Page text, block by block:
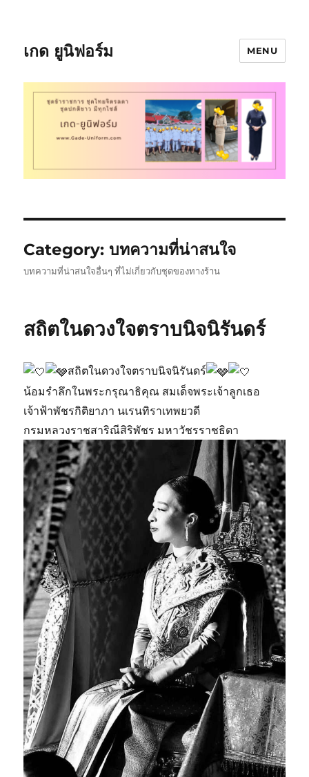
เกด ยูนิฟอร์ม MENU
Category:บทความที่น่าสนใจ
บทความที่น่าสนใจอื่นๆ ที่ไม่เกี่ยวกับชุดของทางร้าน
สถิตในดวงใจตราบนิจนิรันดร์
สถิตในดวงใจตราบนิจนิรันดร์
น้อมรำลึกในพระกรุณาธิคุณ สมเด็จพระเจ้าลูกเธอ
เจ้าฟ้าพัชรกิติยาภา นเรนทิราเทพยวดี
กรมหลวงราชสาริณีสิริพัชร มหาวัชรราชธิดา